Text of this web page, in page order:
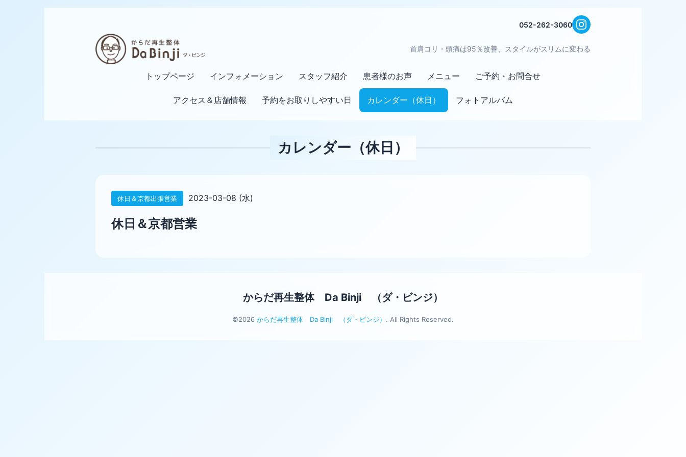
052-262-3060
首肩コリ・頭痛は95％改善、スタイルがスリムに変わる
トップページ インフォメーション スタッフ紹介 患者様のお声 メニュー ご予約・お問合せ
アクセス＆店舗情報 予約をお取りしやすい日 カレンダー（休日） フォトアルバム
カレンダー（休日）
休日＆京都出張営業 2023-03-08 (水)
休日＆京都営業
からだ再生整体 Da Binji （ダ・ビンジ）
©2026 からだ再生整体 Da Binji （ダ・ビンジ） . All Rights Reserved.